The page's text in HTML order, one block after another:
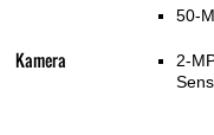
Kamera
50-
2-